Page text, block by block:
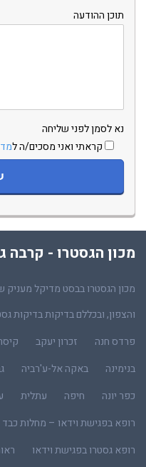
תוכן ההודעה
נא לסמן לפני שליחה
קראתי ואני מסכים/ה ל
מכון הגסטרו - קרבה
מכון הגסטרו בבסט מדיקל מעניק
והצפון, ובכללם בדיקות בדיקות
פרדס חנה
זכרון יעקב
בנימינה
באקה אל-ע'רביה
כפר יונה
חיפה עתלית
רופא בפגישת וידאו – מחלות כבד
רופא גסטרו בפגישת וידאו